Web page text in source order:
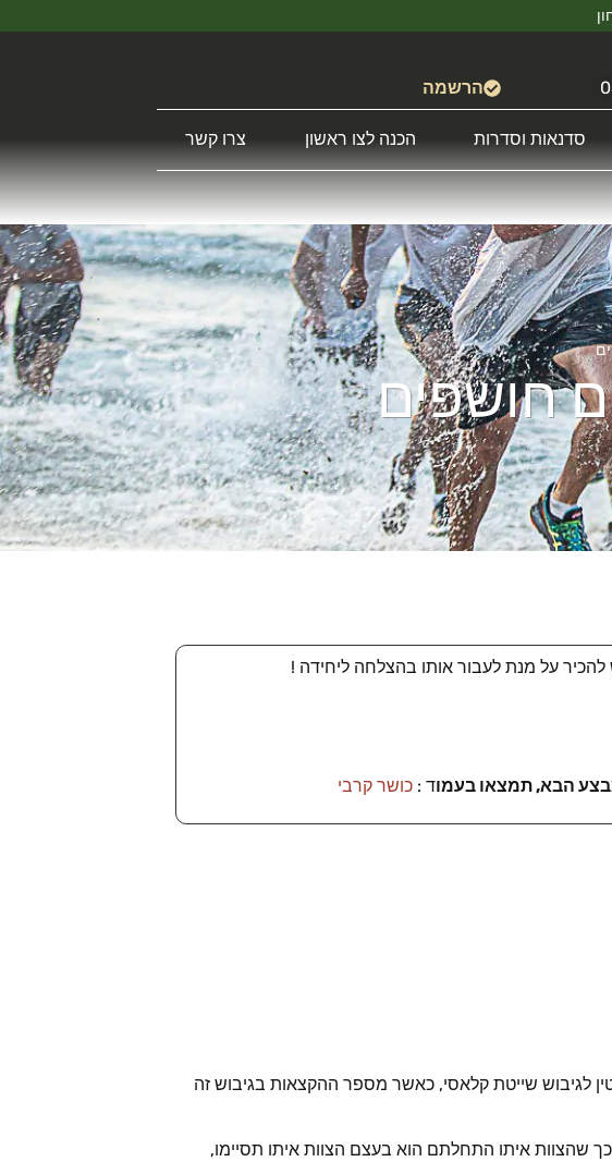
הרשמה
סדנאות וסדרות הכנה לצו ראשון צרו קשר
חושפים
על מנת לעבור אותו בהצלחה ליחידה !
הבא, תמצאו בעמוד : כושר קרבי
לגיבוש שייטת קלאסי, כאשר מספר ההקצאות בגיבוש זה
שהצוות איתו התחלתם הוא בעצם הצוות איתו תסיימו,